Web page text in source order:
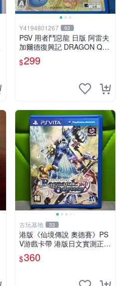
Y4194801267 92
PSV 用者鬥惡龍 日版 阿雷夫
加爾德復興記 DRAGON QU
ES
$299
古玩基地 33
港版《仙境傳說 奧德賽》PS
V游戲卡帶 港版日文實測正常
玩 盒子有輕微歲月痕跡 成色
如圖確認再拍 仙境傳說 奧德
$360